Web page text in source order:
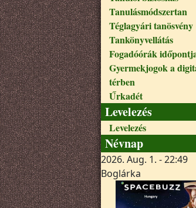
Tanulásmódszertan
Téglagyári tanösvény
Tankönyvellátás
Fogadóórák
Gyermekjogok a
térben
Űrkadét
Levelezés
Levelezés
Névnap
2026. Aug. 1. - 22:49
Boglárka